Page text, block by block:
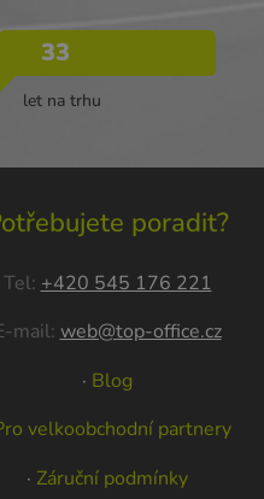
33
let na trhu
poradit?
Tel: +420 545 176 221
mail: web@top-office.cz
· Blog
velkoobchodní partnery
· Záruční podmínky